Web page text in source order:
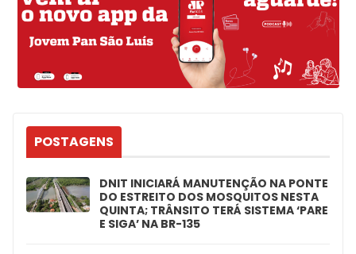
POSTAGENS
DNIT INICIARÁ MANUTENÇÃO NA PONTE
DO ESTREITO DOS MOSQUITOS NESTA
QUINTA; TRÂNSITO TERÁ SISTEMA ‘PARE
E SIGA’ NA BR-135